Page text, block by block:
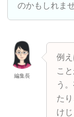
のかもしれま
編集長
例
こ
う
た
け